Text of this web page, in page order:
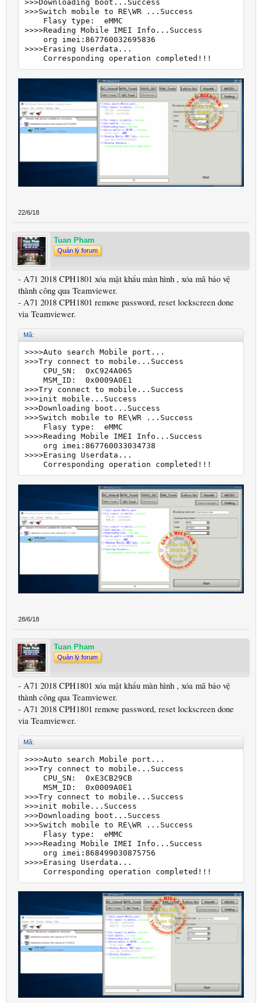
>>>Downloading boot...Success
>>>Switch mobile to RE\WR ...Success
    Flasy type:  eMMC
>>>>Reading Mobile IMEI Info...Success
    org imei:867760032695836
>>>>Erasing Userdata...
    Corresponding operation completed!!!
22/6/18
Tuan Pham
Quản lý forum
- A71 2018 CPH1801 xóa mật khẩu màn hình , xóa mã bảo vệ
thành công qua Teamviewer.
- A71 2018 CPH1801 remove password, reset lockscreen done
via Teamviewer.
Mã:
>>>>Auto search Mobile port...
>>>Try connect to mobile...Success
    CPU_SN:  0xC924A065
    MSM_ID:  0x0009A0E1
>>>Try connect to mobile...Success
>>>init mobile...Success
>>>Downloading boot...Success
>>>Switch mobile to RE\WR ...Success
    Flasy type:  eMMC
>>>>Reading Mobile IMEI Info...Success
    org imei:867760033034738
>>>>Erasing Userdata...
    Corresponding operation completed!!!
28/6/18
Tuan Pham
Quản lý forum
- A71 2018 CPH1801 xóa mật khẩu màn hình , xóa mã bảo vệ
thành công qua Teamviewer.
- A71 2018 CPH1801 remove password, reset lockscreen done
via Teamviewer.
Mã:
>>>>Auto search Mobile port...
>>>Try connect to mobile...Success
    CPU_SN:  0xE3CB29CB
    MSM_ID:  0x0009A0E1
>>>Try connect to mobile...Success
>>>init mobile...Success
>>>Downloading boot...Success
>>>Switch mobile to RE\WR ...Success
    Flasy type:  eMMC
>>>>Reading Mobile IMEI Info...Success
    org imei:868499030875756
>>>>Erasing Userdata...
    Corresponding operation completed!!!